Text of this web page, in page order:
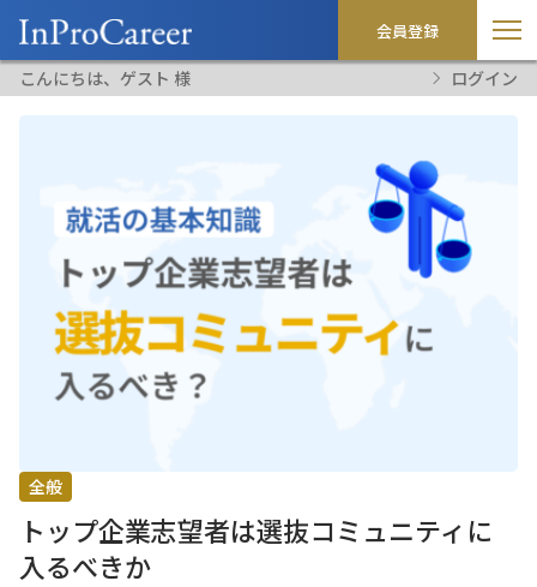
会員登録
こんにちは、ゲスト 様 ログイン
全般
トップ企業志望者は選抜コミュニティに
入るべきか